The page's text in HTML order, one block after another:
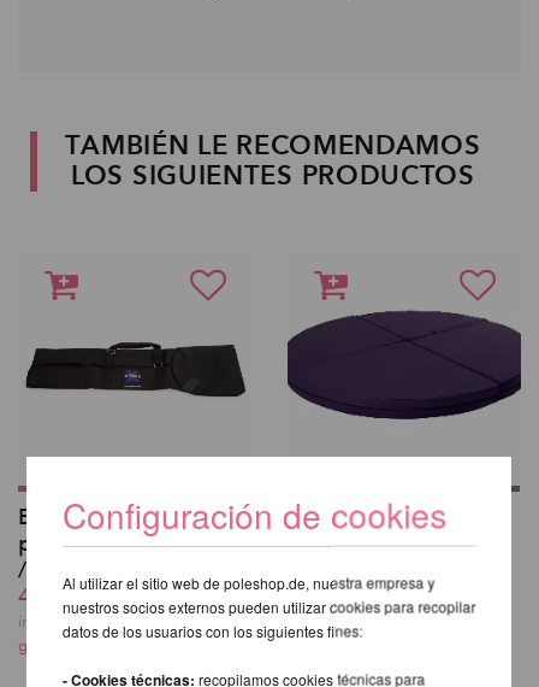
TAMBIÉN LE RECOMENDAMOS
LOS SIGUIENTES PRODUCTOS
Bolsa de transporte
para X-Pole XPert (PX
/ NXN)
49,82 EUR
incl. 21 % I.V.A. exkl.
gastos de envio
Pole Dance y Aerial
Crash-Mat 150cm
283,69 EUR
incl. 21 % I.V.A. exkl.
gastos de envio
Configuración de cookies
Al utilizar el sitio web de poleshop.de, nuestra empresa y
nuestros socios externos pueden utilizar cookies para recopilar
datos de los usuarios con los siguientes fines:
- Cookies técnicas:recopilamos cookies técnicas para